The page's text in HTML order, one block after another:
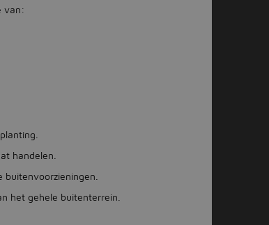
van:
handelen.
het gehele buitenterrein.